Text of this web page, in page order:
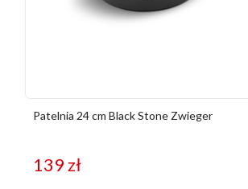
Patelnia 24 cm Black Stone Zwieger
139zł